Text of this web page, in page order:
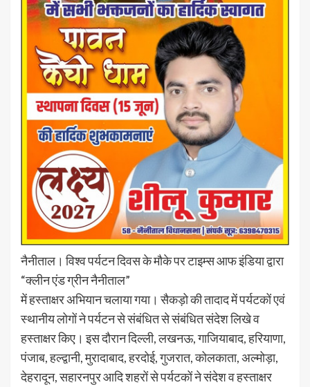
नैनीताल। विश्व पर्यटन दिवस के मौके पर टाइम्स आफ इंडिया द्वारा
“क्लीन एंड ग्रीन नैनीताल”
में हस्ताक्षर अभियान चलाया गया। सैकड़ो की तादाद में पर्यटकों एवं
स्थानीय लोगों ने पर्यटन से संबंधित से संबंधित संदेश लिखे व
हस्ताक्षर किए। इस दौरान दिल्ली, लखनऊ, गाजियाबाद, हरियाणा,
पंजाब, हल्द्वानी, मुरादाबाद, हरदोई, गुजरात, कोलकाता, अल्मोड़ा,
देहरादून, सहारनपुर आदि शहरों से पर्यटकों ने संदेश व हस्ताक्षर